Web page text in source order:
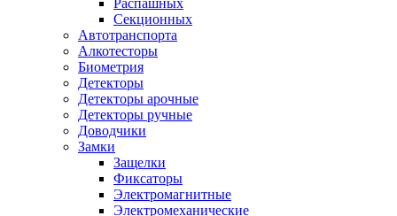
Распашных
Секционных
Автотранспорта
Алкотесторы
Биометрия
Детекторы
Детекторы арочные
Детекторы ручные
Доводчики
Замки
Защелки
Фиксаторы
Электромагнитные
Электромеханические